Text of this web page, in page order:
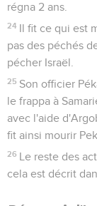
aux indications
fit avant que le
12 A son arrivée
monta.
13 Il y fit brûler
versa son
sacrifices de
14 Il éloigna de
devant l'Eternel,
la maison de